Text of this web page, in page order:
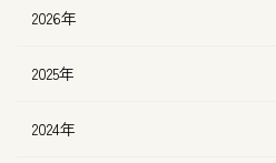
2026年
2025年
2024年